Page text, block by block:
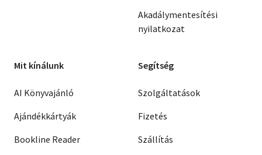
Akadálymentesítési
nyilatkozat
Mit kínálunk
AI Könyvajánló
Ajándékkártyák
Bookline Reader
Segítség
Szolgáltatások
Fizetés
Szállítás